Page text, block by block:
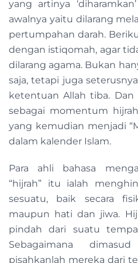
yang artinya
awalnya yaitu dilarang
pertumpahan darah.
dengan istiqomah, agar
dilarang agama. Bukan
saja, tetapi juga
ketentuan Allah tiba.
sebagai momentum
yang kemudian menjadi
dalam kalender Islam.
Para ahli bahasa
“hijrah” itu ialah
sesuatu, baik secara
maupun hati dan jiwa.
pindah dari suatu
Sebagaimana
pisahkanlah mereka dari